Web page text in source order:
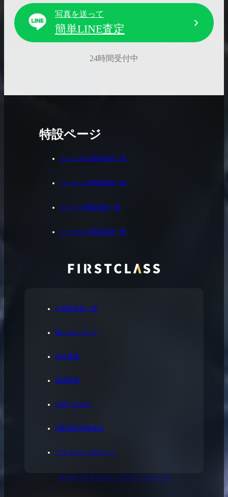
写真を送って
簡単LINE査定
24時間受付中
お買取実績一覧
私たちについて
会社概要
採用情報
お問い合わせ
宅配買取利用規約
プライバシーポリシー
東京都公安委員会許可 第304371805541号
特設ページ
エルメスの買取実績一覧
バーキンの買取実績一覧
ケリーの買取実績一覧
シャネルの買取実績一覧